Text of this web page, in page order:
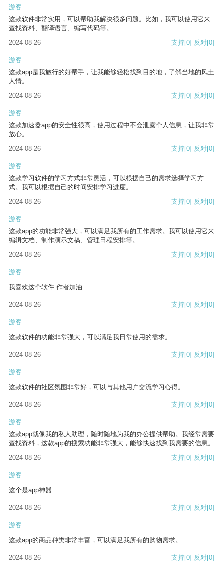
游客
这款软件非常实用，可以帮助我解决很多问题。比如，我可以使用它来
查找资料、翻译语言、编写代码等。
2024-08-26
支持[0] 反对[0]
游客
这款app是我旅行的好帮手，让我能够轻松找到目的地，了解当地的风土
人情。
2024-08-26
支持[0] 反对[0]
游客
这款加速器app的安全性很高，使用过程中不会泄露个人信息，让我非常
放心。
2024-08-26
支持[0] 反对[0]
游客
这款学习软件的学习方式非常灵活，可以根据自己的需求选择学习方
式。我可以根据自己的时间安排学习进度。
2024-08-26
支持[0] 反对[0]
游客
这款app的功能非常强大，可以满足我所有的工作需求。我可以使用它来
编辑文档、制作演示文稿、管理日程安排等。
2024-08-26
支持[0] 反对[0]
游客
我喜欢这个软件 作者加油
2024-08-26 支持[0] 反对[0]
游客
这款软件的功能非常强大，可以满足我日常使用的需求。
2024-08-26 支持[0] 反对[0]
游客
这款软件的社区氛围非常好，可以与其他用户交流学习心得。
2024-08-26 支持[0] 反对[0]
游客
这款app就像我的私人助理，随时随地为我的办公提供帮助。我经常需要
查找资料，这款app的搜索功能非常强大，能够快速找到我需要的信息。
2024-08-26
支持[0] 反对[0]
游客
这个是app神器
2024-08-26 支持[0] 反对[0]
游客
这款app的商品种类非常丰富，可以满足我所有的购物需求。
2024-08-26 支持[0] 反对[0]